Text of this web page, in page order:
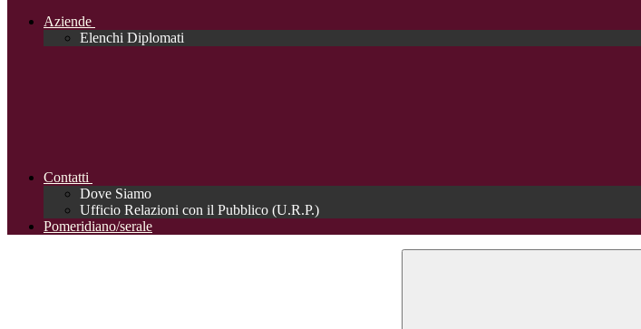
Aziende
Elenchi Diplomati
Contatti
Dove Siamo
Ufficio Relazioni con il Pubblico (U.R.P.)
Pomeridiano/serale